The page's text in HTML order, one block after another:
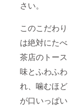
さい。
このこだわ
は絶対にた
茶店のトー
味とふわふ
れ、噛むほ
が口いっぱ